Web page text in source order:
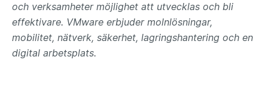
och verksamheter möjlighet att utvecklas och bli
effektivare. VMware erbjuder molnlösningar,
mobilitet, nätverk, säkerhet, lagringshantering och en
digital arbetsplats.